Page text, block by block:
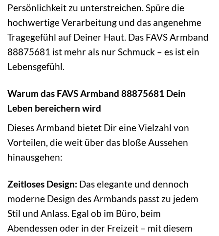
Persönlichkeit zu unterstreichen. Spüre die
hochwertige Verarbeitung und das angenehme
Tragegefühl auf Deiner Haut. Das FAVS Armband
88875681 ist mehr als nur Schmuck – es ist ein
Lebensgefühl.
Warum das FAVS Armband 88875681 Dein
Leben bereichern wird
Dieses Armband bietet Dir eine Vielzahl von
Vorteilen, die weit über das bloße Aussehen
hinausgehen:
Zeitloses Design: Das elegante und dennoch
moderne Design des Armbands passt zu jedem
Stil und Anlass. Egal ob im Büro, beim
Abendessen oder in der Freizeit – mit diesem